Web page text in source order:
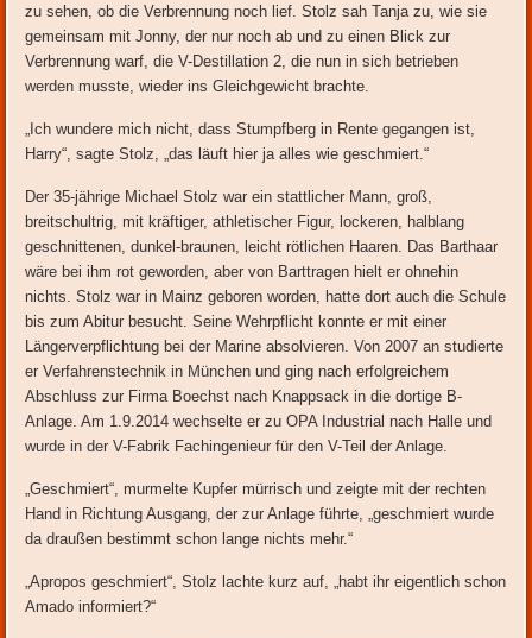
zu sehen, ob die Verbrennung noch lief. Stolz sah Tanja zu, wie sie
gemeinsam mit Jonny, der nur noch ab und zu einen Blick zur
Verbrennung warf, die V-Destillation 2, die nun in sich betrieben
werden musste, wieder ins Gleichgewicht brachte.
„Ich wundere mich nicht, dass Stumpfberg in Rente gegangen ist,
Harry“, sagte Stolz, „das läuft hier ja alles wie geschmiert.“
Der 35-jährige Michael Stolz war ein stattlicher Mann, groß,
breitschultrig, mit kräftiger, athletischer Figur, lockeren, halblang
geschnittenen, dunkel-braunen, leicht rötlichen Haaren. Das Barthaar
wäre bei ihm rot geworden, aber von Barttragen hielt er ohnehin
nichts. Stolz war in Mainz geboren worden, hatte dort auch die Schule
bis zum Abitur besucht. Seine Wehrpflicht konnte er mit einer
Längerverpflichtung bei der Marine absolvieren. Von 2007 an studierte
er Verfahrenstechnik in München und ging nach erfolgreichem
Abschluss zur Firma Boechst nach Knappsack in die dortige B-
Anlage. Am 1.9.2014 wechselte er zu OPA Industrial nach Halle und
wurde in der V-Fabrik Fachingenieur für den V-Teil der Anlage.
„Geschmiert“, murmelte Kupfer mürrisch und zeigte mit der rechten
Hand in Richtung Ausgang, der zur Anlage führte, „geschmiert wurde
da draußen bestimmt schon lange nichts mehr.“
„Apropos geschmiert“, Stolz lachte kurz auf, „habt ihr eigentlich schon
Amado informiert?“